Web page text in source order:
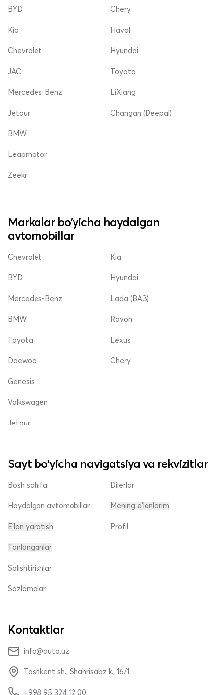
BYD
Kia
Chevrolet
Chery
Haval
Hyundai
JAC
Mercedes-Benz
Jetour
Toyota
LiXiang
Changan (Deepal)
BMW
Leapmotor
Zeekr
Markalar bo'yicha haydalgan
avtomobillar
Chevrolet
BYD
Mercedes-Benz
Kia
Hyundai
Lada (ВАЗ)
BMW
Toyota
Daewoo
Ravon
Lexus
Chery
Genesis
Volkswagen
Jetour
Sayt bo'yicha navigatsiya va rekvizitlar
Bosh sahifa
Haydalgan avtomobillar
E'lon yaratish
Dilerlar
Mening e'lonlarim
Profil
Tanlanganlar
Solishtirishlar
Sozlamalar
Kontaktlar
info@auto.uz
Toshkent sh., Shahrisabz k., 16/1
+998 95 324 12 00